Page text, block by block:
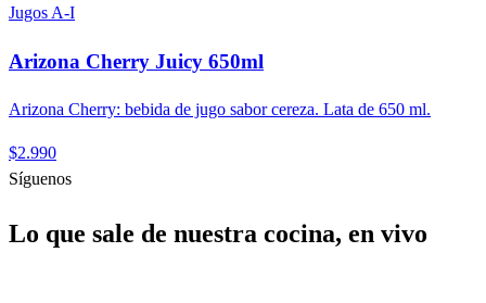
Jugos A-I
Arizona Cherry Juicy 650ml
Arizona Cherry: bebida de jugo sabor cereza. Lata de 650 ml.
$2.990
Síguenos
Lo que sale de nuestra cocina, en vivo